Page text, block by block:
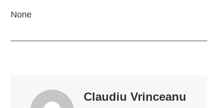
None
Claudiu Vrinceanu